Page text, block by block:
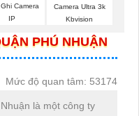
Camera
IP
Camera Ultra 3k
Kbvision
PHÚ NHUẬN
Mức độ quan tâm: 53174
là một công ty